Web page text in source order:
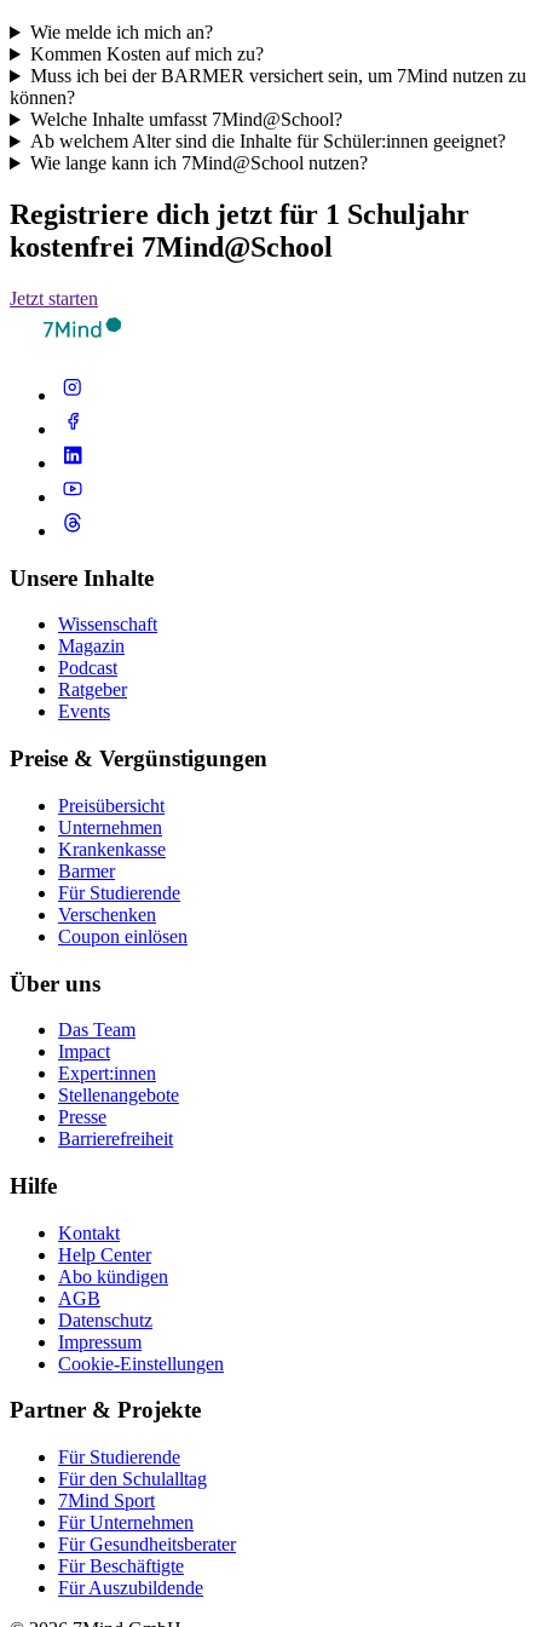
Wie melde ich mich an?
Kommen Kosten auf mich zu?
Muss ich bei der BARMER versichert sein, um 7Mind nutzen zu
können?
Welche Inhalte umfasst 7Mind@School?
Ab welchem Alter sind die Inhalte für Schüler:innen geeignet?
Wie lange kann ich 7Mind@School nutzen?
Registriere dich jetzt für 1 Schuljahr
kostenfrei 7Mind@School
Jetzt starten
Unsere Inhalte
Wissenschaft
Magazin
Podcast
Ratgeber
Events
Preise & Vergünstigungen
Preisübersicht
Unternehmen
Krankenkasse
Barmer
Für Studierende
Ver­schen­ken
Coupon einlösen
Über uns
Das Team
Impact
Expert:innen
Stellenangebote
Presse
Barrierefreiheit
Hilfe
Kontakt
Help Center
Abo kündigen
AGB
Datenschutz
Impressum
Cookie-Einstellungen
Partner & Projekte
Für Stu­die­rende
Für den Schulalltag
7Mind Sport
Für Unter­neh­men
Für Gesund­heits­be­ra­ter
Für Beschäftigte
Für Auszubildende